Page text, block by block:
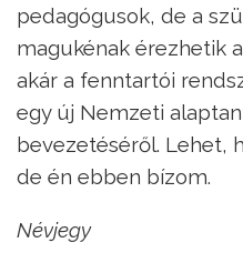
pedagógusok, de a
magukénak érezhetik
akár a fenntartói
egy új Nemzeti
bevezetéséről. Lehet,
de én ebben bízom.
Névjegy